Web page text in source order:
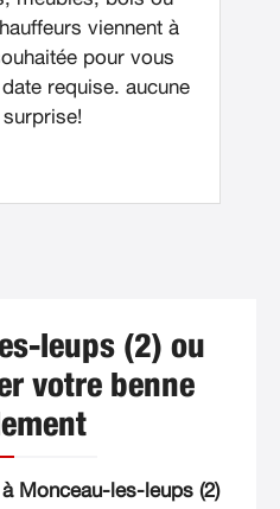
viennent à
pour vous
requise. aucune
leups (2) ou
votre benne
Monceau-les-leups (2)